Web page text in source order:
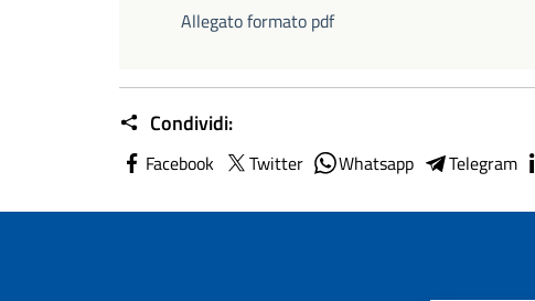
Allegato formato pdf
Condividi:
Facebook Twitter Whatsapp Telegram